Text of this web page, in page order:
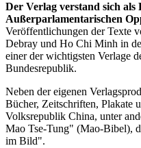
Der Verlag verstand sich
Außerparlamentarischen
Veröffentlichungen der Texte
Debray und Ho Chi Minh in
einer der wichtigsten Verlage
Bundesrepublik.
Neben der eigenen
Bücher, Zeitschriften, Plakate
Volksrepublik China, unter
Mao Tse-Tung" (Mao-Bibel),
im Bild".